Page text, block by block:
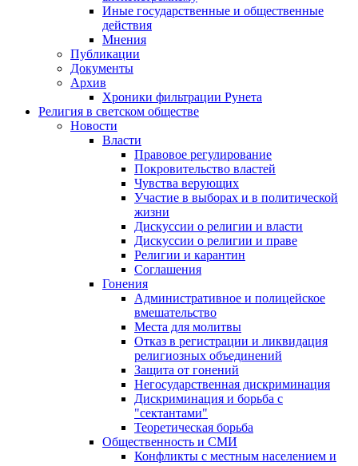
Иные государственные и общественные
действия
Мнения
Публикации
Документы
Архив
Хроники фильтрации Рунета
Религия в светском обществе
Новости
Власти
Правовое регулирование
Покровительство властей
Чувства верующих
Участие в выборах и в политической
жизни
Дискуссии о религии и власти
Дискуссии о религии и праве
Религии и карантин
Соглашения
Гонения
Административное и полицейское
вмешательство
Места для молитвы
Отказ в регистрации и ликвидация
религиозных объединений
Защита от гонений
Негосударственная дискриминация
Дискриминация и борьба с
"сектантами"
Теоретическая борьба
Общественность и СМИ
Конфликты с местным населением и